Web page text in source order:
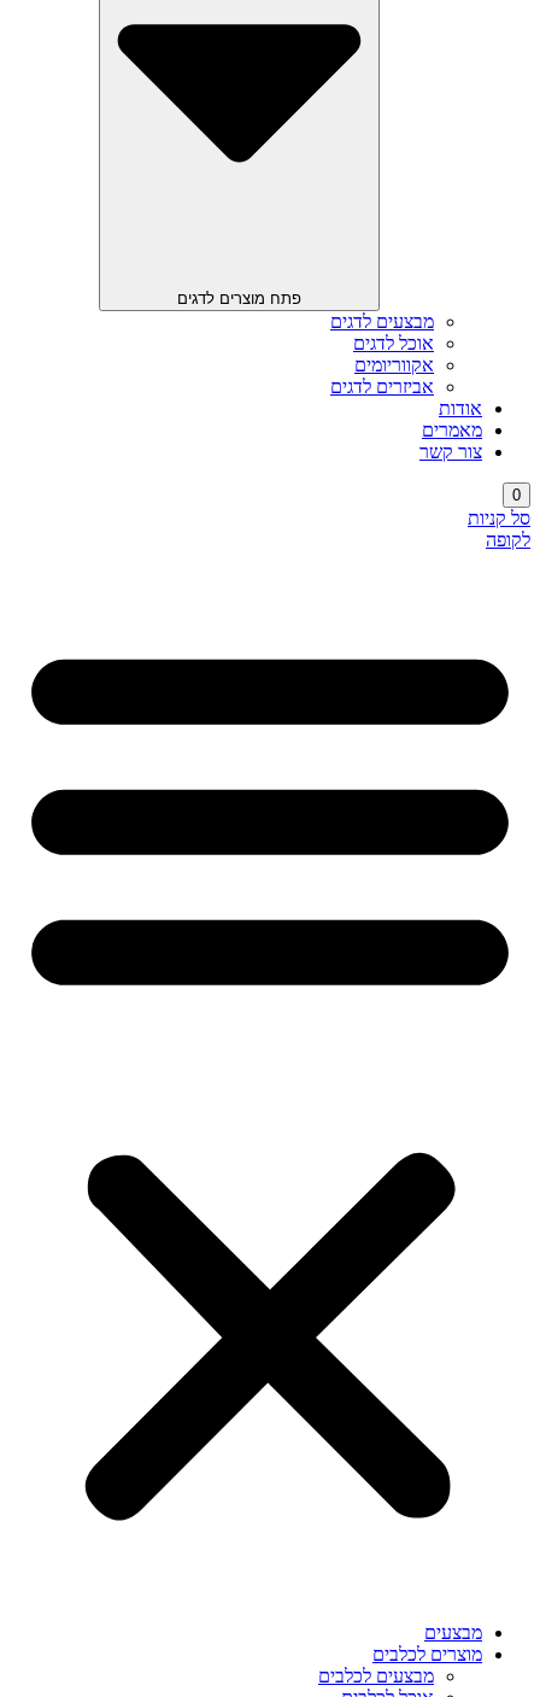
פתח מוצרים לדגים
מבצעים לדגים
אוכל לדגים
אקווריומים
אביזרים לדגים
אודות
מאמרים
צור קשר
0
סל קניות
לקופה
מבצעים
מוצרים לכלבים
מבצעים לכלבים